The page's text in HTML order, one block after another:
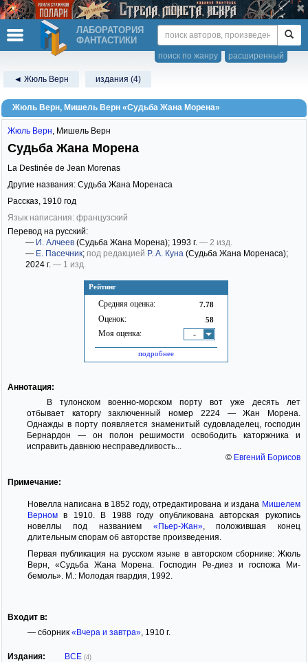
ЛАБОРАТОРИЯ
ФАНТАСТИКИ
расширенный
поиск по жанру
◄ Жюль Верн издания (4)
Жюль Верн, Мишель Верн «Судьба Жана Морена»
Рейтинг
Средняя оценка: 7.78
Оценок: 58
Моя оценка: -
подробнее
Жюль Верн, Мишель Верн
Судьба Жана Морена
La Destinée de Jean Morenas
Другие названия: Судьба Жана Моренаса
Рассказ, 1910 год
Язык написания: французский
Перевод на русский:
— И. Алчеев (Судьба Жана Морена); 1993 г. — 2 изд.
— Е. Пасечник; под редакцией Р. А. Куна (Судьба Жана Моренаса);
2024 г. — 1 изд.
Аннотация:
В тулонском военно-морском порту вот уже десять лет
отбывает каторгу заключенный номер 2224 — Жан Морена.
Однажды в порту появляется знаменитый судовладелец, господин
Бернардон — он полон решимости освободить каторжника и
исправить давнюю несправедливость...
© Евгений Борисов
Примечание:
Новелла написана в 1852 году, отредактирована и издана Мишелем
Верномв 1910. В 1988 году опубликована авторская рукопись
новеллы под названием «Пьер-Жан», положившая конец
длительным спорам об авторстве произведения.
Первая публикация на русском языке в авторском сборнике: Жюль
Верн, «Судьба Жана Морена. Господин Ре-диез и госпожа Ми-
бемоль». М.: Молодая гвардия, 1992.
Входит в:
— сборник «Вчера и завтра», 1910 г.
Издания: ВСЕ (4)